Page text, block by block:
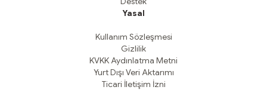
Yasal
Kullanım Sözleşmesi
Gizlilik
KVKK Aydınlatma Metni
Yurt Dışı Veri Aktarımı
Ticari İletişim İzni